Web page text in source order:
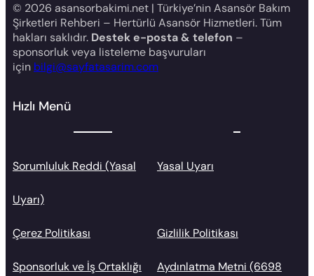
© 2026 asansorbakimi.net | Türkiye’nin Asansör Bakım
Şirketleri Rehberi – Hertürlü Asansör Hizmetleri. Tüm
hakları saklıdır. Destek e-posta & telefon –
sponsorluk veya listeleme başvuruları
için bilgi@sayfatasarim.com
Hızlı Menü
Sorumluluk Reddi (Yasal
Uyarı)
Yasal Uyarı
Çerez Politikası Gizlilik Politikası
Sponsorluk ve İş Ortaklığı Aydınlatma Metni (6698